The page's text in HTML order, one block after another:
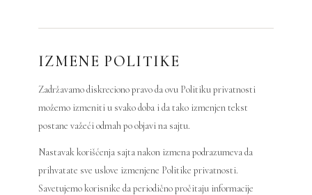
IZMENE POLITIKE
Zadržavamo diskreciono pravo da ovu Politiku privatnosti
možemo izmeniti u svako doba i da tako izmenjen tekst
postane važeći odmah po objavi na sajtu.
Nastavak korišćenja sajta nakon izmena podrazumeva da
prihvatate sve uslove izmenjene Politike privatnosti.
Savetujemo korisnike da periodično pročitaju informacije